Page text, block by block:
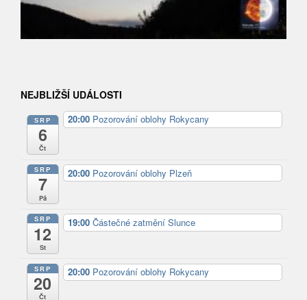
NEJBLIŽŠÍ UDÁLOSTI
SRP
6
Čt
20:00 Pozorování oblohy Rokycany
SRP
7
Pá
20:00 Pozorování oblohy Plzeň
SRP
12
St
19:00 Částečné zatmění Slunce
SRP
20
Čt
20:00 Pozorování oblohy Rokycany